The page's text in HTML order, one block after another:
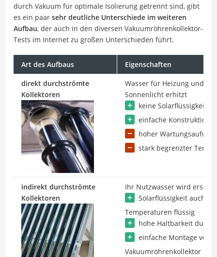
durch Vakuum für optimale Isolierung getrennt sind, gibt
es ein paar sehr deutliche Unterschiede im weiteren
Aufbau, der auch in den diversen Vakuumröhrenkollektor-
Tests im Internet zu großen Unterschieden führt.
Art des Aufbaus Eigenschaften
direkt durchströmte
Kollektoren
Wasser für Heizung und
Sonnenlicht erhitzt
keine Solarflüssigkeit
einfache Konstruktion
hoher
stark begrenzter
indirekt durchströmte
Kollektoren
Ihr Nutzwasser wird erst
Solarflüssigkeit auch
Temperaturen flüssig
hohe Haltbarkeit
einfache Montage von
Vakuumröhrenkollektor